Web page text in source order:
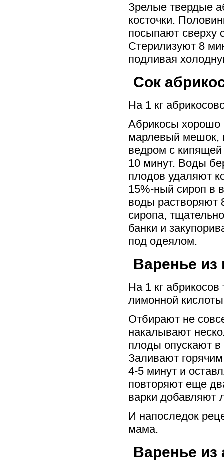
Зрелые твердые
косточки.
посыпают сверху
Стерилизуют 8
подливая
Сок
На 1 кг
Абрикосы хорошо
марлевый мешок,
ведром с
10 минут. Воды
плодов удаляют
15%-ный сироп в
воды растворяют
сиропа,
банки и
под одеялом.
Варенье
На 1 кг абрикосов
лимонной
Отбирают не
накалывают
плоды опускают
Заливают
4-5 минут и
повторяют еще
варки добавляют
И напоследок
мама.
Варенье из